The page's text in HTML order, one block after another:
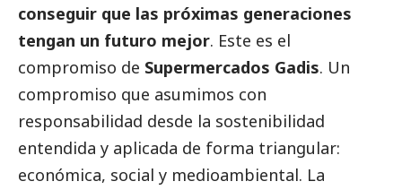
conseguir que las próximas generaciones
tengan un futuro mejor. Este es el
compromiso de Supermercados Gadis. Un
compromiso que asumimos con
responsabilidad desde la sostenibilidad
entendida y aplicada de forma triangular:
económica, social y medioambiental. La